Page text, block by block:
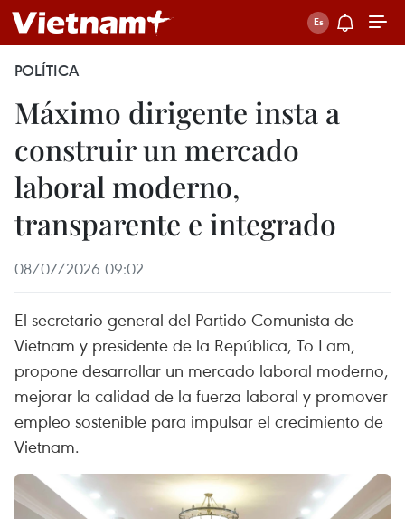
POLÍTICA
Máximo dirigente insta a
construir un mercado
laboral moderno,
transparente e integrado
08/07/2026 09:02
El secretario general del Partido Comunista de
Vietnam y presidente de la República, To Lam,
propone desarrollar un mercado laboral moderno,
mejorar la calidad de la fuerza laboral y promover
empleo sostenible para impulsar el crecimiento de
Vietnam.